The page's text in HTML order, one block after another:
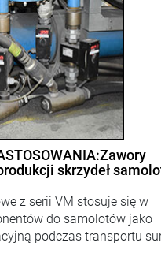
skrzydeł
z serii VM stosuje się w
do samolotów jako
podczas transportu